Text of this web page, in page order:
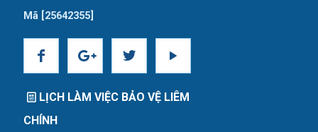
Mã [25642355]
LỊCH LÀM VIỆC BẢO VỆ LIÊM
CHÍNH